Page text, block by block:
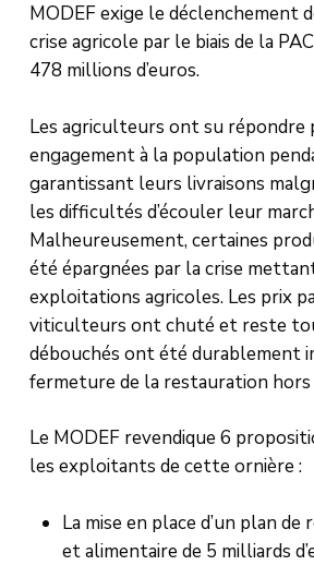
MODEF exige le déclenchement
crise agricole par le biais de la
478 millions d’euros.
Les agriculteurs ont su répondre
engagement à la population
garantissant leurs livraisons
les difficultés d’écouler leur
Malheureusement, certaines
été épargnées par la crise
exploitations agricoles. Les prix
viticulteurs ont chuté et reste
débouchés ont été durablement
fermeture de la restauration hors
Le MODEF revendique 6
les exploitants de cette ornière :
La mise en place d’un plan de
et alimentaire de 5 milliards